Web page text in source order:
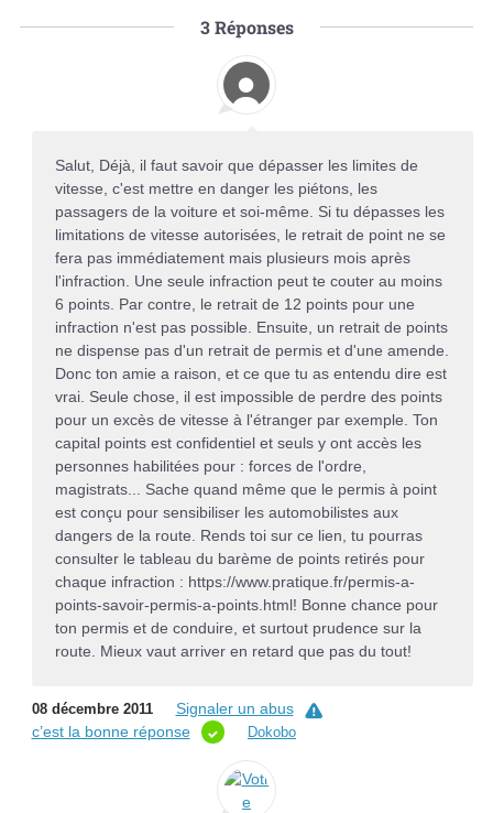
3Réponses
Salut, Déjà, il faut savoir que dépasser les limites de
vitesse, c'est mettre en danger les piétons, les
passagers de la voiture et soi-même. Si tu dépasses les
limitations de vitesse autorisées, le retrait de point ne se
fera pas immédiatement mais plusieurs mois après
l'infraction. Une seule infraction peut te couter au moins
6 points. Par contre, le retrait de 12 points pour une
infraction n'est pas possible. Ensuite, un retrait de points
ne dispense pas d'un retrait de permis et d'une amende.
Donc ton amie a raison, et ce que tu as entendu dire est
vrai. Seule chose, il est impossible de perdre des points
pour un excès de vitesse à l'étranger par exemple. Ton
capital points est confidentiel et seuls y ont accès les
personnes habilitées pour : forces de l'ordre,
magistrats... Sache quand même que le permis à point
est conçu pour sensibiliser les automobilistes aux
dangers de la route. Rends toi sur ce lien, tu pourras
consulter le tableau du barème de points retirés pour
chaque infraction : https://www.pratique.fr/permis-a-
points-savoir-permis-a-points.html! Bonne chance pour
ton permis et de conduire, et surtout prudence sur la
route. Mieux vaut arriver en retard que pas du tout!
08 décembre 2011
Signaler un abus
c’est la bonne réponse
Dokobo